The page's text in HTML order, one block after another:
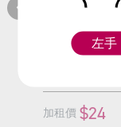
藍加油棒/支
加租價 $24
左手